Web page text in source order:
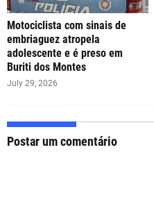
Motociclista com sinais de
embriaguez atropela
adolescente e é preso em
Buriti dos Montes
July 29, 2026
Postar um comentário